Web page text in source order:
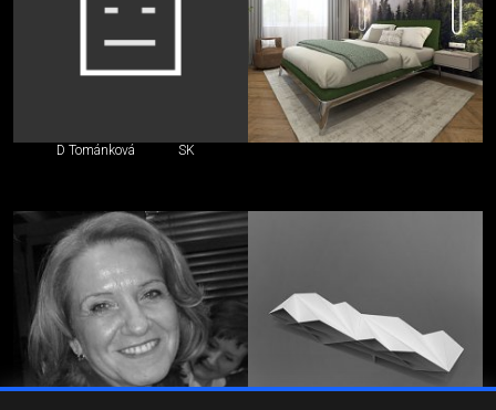
D Tománková SK